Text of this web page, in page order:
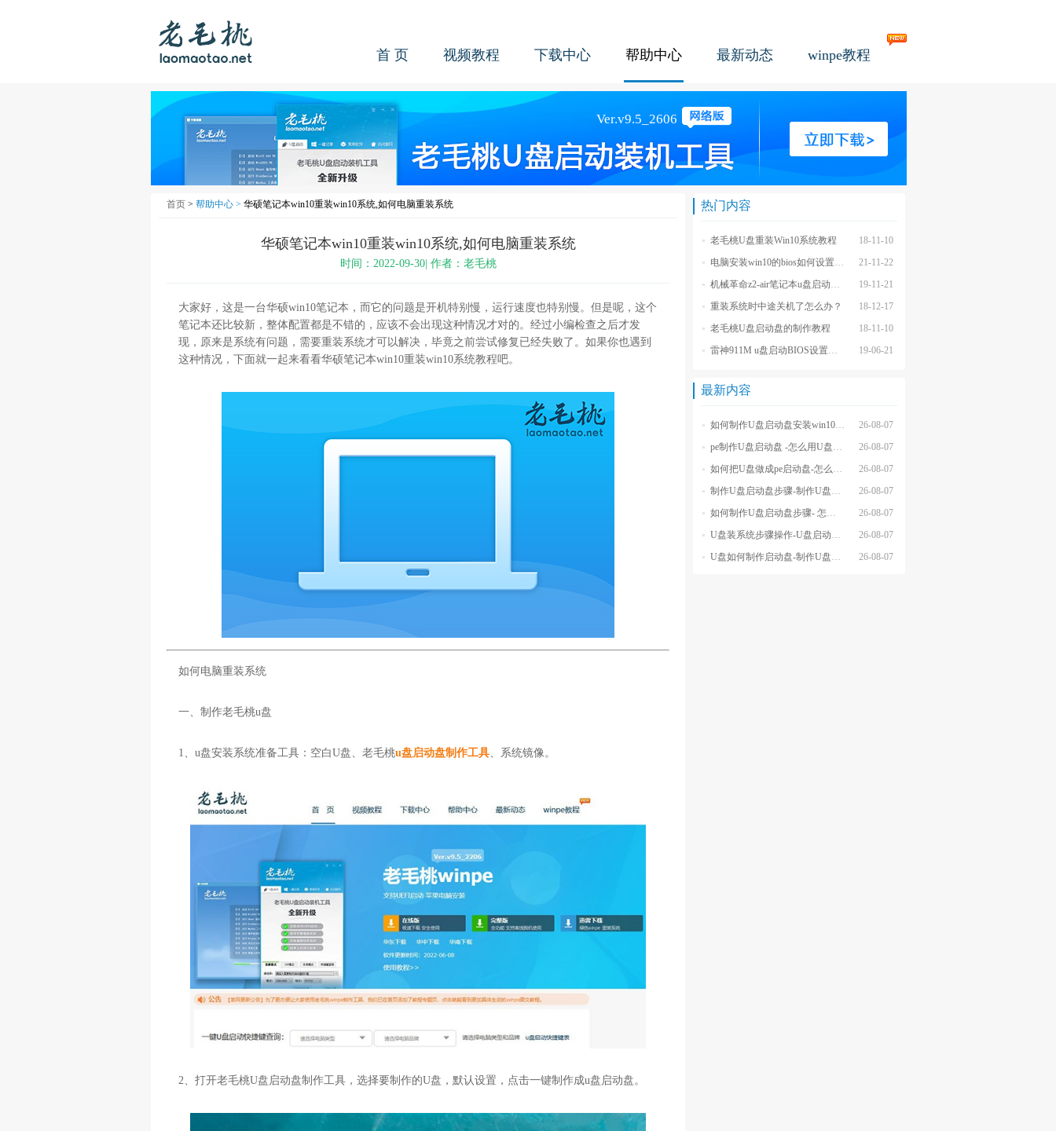
首 页 视频教程 下载中心 帮助中心 最新动态 winpe教程
首页 > 帮助中心 > 华硕笔记本win10重装win10系统,如何电脑重装系统
华硕笔记本win10重装win10系统,如何电脑重装系统
时间：2022-09-30| 作者：老毛桃
大家好，这是一台华硕win10笔记本，而它的问题是开机特别慢，运行速度也特别慢。但是呢，这个
笔记本还比较新，整体配置都是不错的，应该不会出现这种情况才对的。经过小编检查之后才发
现，原来是系统有问题，需要重装系统才可以解决，毕竟之前尝试修复已经失败了。如果你也遇到
这种情况，下面就一起来看看华硕笔记本win10重装win10系统教程吧。
如何电脑重装系统
一、制作老毛桃u盘
1、u盘安装系统准备工具：空白U盘、老毛桃u盘启动盘制作工具、系统镜像。
2、打开老毛桃U盘启动盘制作工具，选择要制作的U盘，默认设置，点击一键制作成u盘启动盘。
热门内容
18-11-10
老毛桃U盘重装Win10系统教程
21-11-22
电脑安装win10的bios如何设置u盘图文教程
19-11-21
机械革命z2-air笔记本u盘启动BIOS设置教程
18-12-17
重装系统时中途关机了怎么办？
18-11-10
老毛桃U盘启动盘的制作教程
19-06-21
雷神911M u盘启动BIOS设置教程
最新内容
26-08-07
如何制作U盘启动盘安装win10系统-怎么制作U盘启动盘安装win10系
26-08-07
pe制作U盘启动盘 -怎么用U盘制作pe系统启动盘
26-08-07
如何把U盘做成pe启动盘-怎么把U盘做成pe启动盘
26-08-07
制作U盘启动盘步骤-制作U盘启动盘详细方法
26-08-07
如何制作U盘启动盘步骤- 怎么制作U盘启动盘步骤
26-08-07
U盘装系统步骤操作-U盘启动重装系统步骤
26-08-07
U盘如何制作启动盘-制作U盘启动盘重装